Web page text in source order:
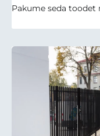
Pakume seda toodet